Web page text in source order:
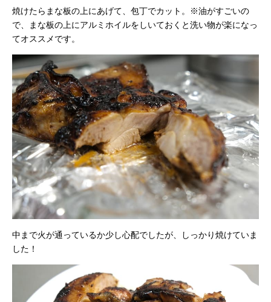
焼けたらまな板の上にあげて、包丁でカット。※油がすごいの
で、まな板の上にアルミホイルをしいておくと洗い物が楽になっ
てオススメです。
中まで火が通っているか少し心配でしたが、しっかり焼けていま
した！